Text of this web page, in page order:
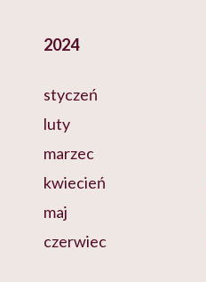
2024
styczeń
luty
marzec
kwiecień
maj
czerwiec